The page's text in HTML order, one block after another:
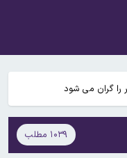
مذاکره با عمان به
به سر می برند ورقه اقامت داده
را گران می‌ شود
قیمت انواع ارز ۱۵ مردادماه ۱۴۰۵+ جدول قیمت/ دلار ۱۸۸ هزار تومان
افزایش می‌یابد/ قانون
۱۰۳۹ مطلب